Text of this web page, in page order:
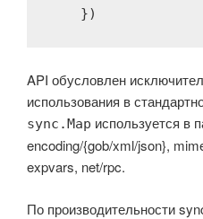
    })
API обусловлен
использования в
sync.Map используется в
encoding/{gob/xml/json},
expvars, net/rpc.
По производительности